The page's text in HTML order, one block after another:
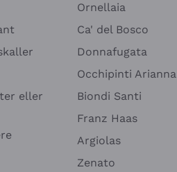
eller
Ornellaia
Ca' del Bosco
Donnafugata
Occhipinti Arianna
Biondi Santi
Franz Haas
Argiolas
Zenato